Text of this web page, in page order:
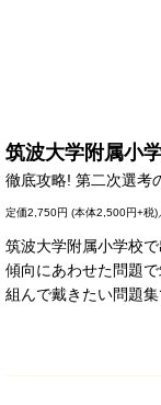
筑波大学附属小
徹底攻略! 第二次選考
定価2,750円 (本体2,500円+税
筑波大学附属小学校
傾向にあわせた問題
組んで戴きたい問題集